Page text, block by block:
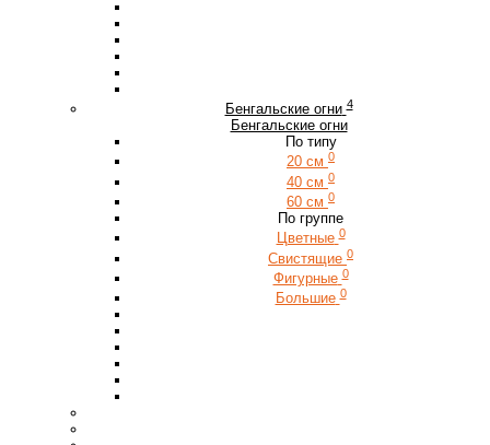
Бенгальские огни 4
Бенгальские огни
По типу
20 см 0
40 см 0
60 см 0
По группе
Цветные 0
Свистящие 0
Фигурные 0
Большие 0